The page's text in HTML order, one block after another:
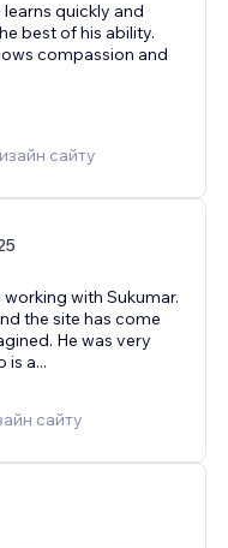
quickly and
best of his ability.
compassion and
сайту
with Sukumar.
the site has come
He was very
is a...
сайту